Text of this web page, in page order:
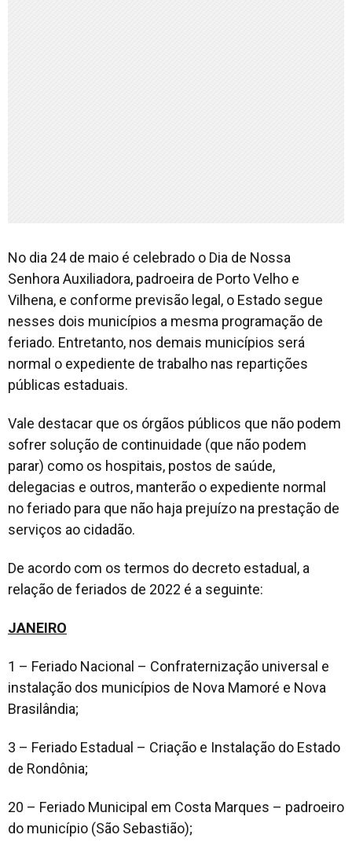
No dia 24 de maio é celebrado o Dia de Nossa
Senhora Auxiliadora, padroeira de Porto Velho e
Vilhena, e conforme previsão legal, o Estado segue
nesses dois municípios a mesma programação de
feriado. Entretanto, nos demais municípios será
normal o expediente de trabalho nas repartições
públicas estaduais.
Vale destacar que os órgãos públicos que não podem
sofrer solução de continuidade (que não podem
parar) como os hospitais, postos de saúde,
delegacias e outros, manterão o expediente normal
no feriado para que não haja prejuízo na prestação de
serviços ao cidadão.
De acordo com os termos do decreto estadual, a
relação de feriados de 2022 é a seguinte:
JANEIRO
1 – Feriado Nacional – Confraternização universal e
instalação dos municípios de Nova Mamoré e Nova
Brasilândia;
3 – Feriado Estadual – Criação e Instalação do Estado
de Rondônia;
20 – Feriado Municipal em Costa Marques – padroeiro
do município (São Sebastião);